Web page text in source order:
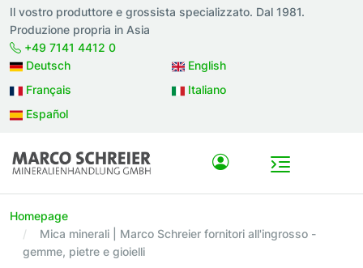
Il vostro produttore e grossista specializzato. Dal 1981.
Produzione propria in Asia
+49 7141 4412 0
Deutsch
English
Français
Italiano
Español
Homepage
Mica minerali | Marco Schreier fornitori all'ingrosso -
gemme, pietre e gioielli